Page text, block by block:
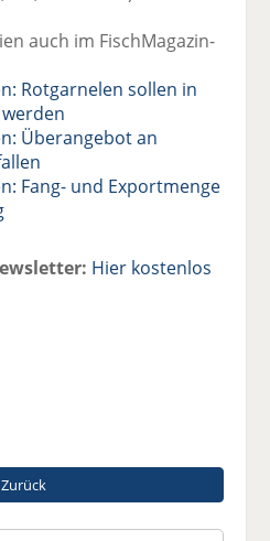
auch im FischMagazin-
Rotgarnelen sollen in
Überangebot an
Fang- und Exportmenge
Hier kostenlos
Zurück